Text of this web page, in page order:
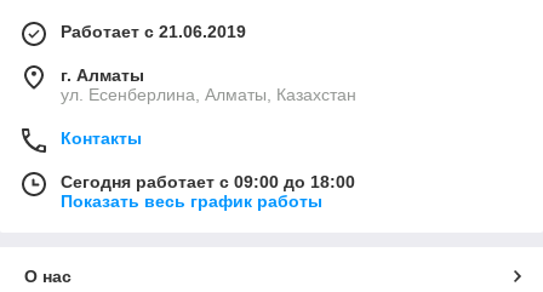
Работает с 21.06.2019
г. Алматы
ул. Есенберлина, Алматы, Казахстан
Контакты
Сегодня работает с 09:00 до 18:00
Показать весь график работы
О нас